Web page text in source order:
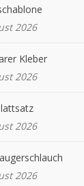
2026
Kleber
2026
2026
2026